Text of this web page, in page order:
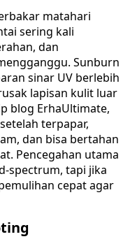
matahari
sering kali
dan
Sunburn
sinar UV berlebih
lapisan kulit luar
blog ErhaUltimate,
terpapar,
dan bisa bertahan
Pencegahan utama
spectrum, tapi jika
cepat agar